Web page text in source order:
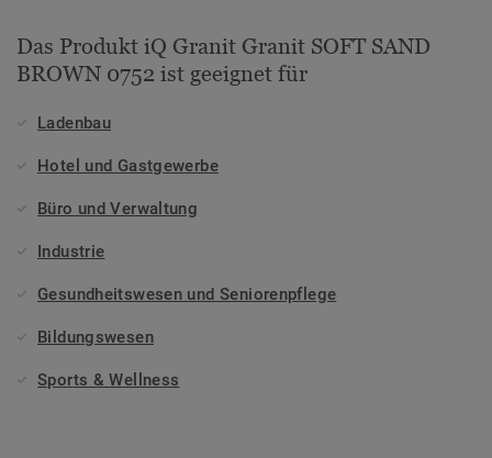
Das Produkt iQ Granit Granit SOFT SAND
BROWN 0752 ist geeignet für
Ladenbau
Hotel und Gastgewerbe
Büro und Verwaltung
Industrie
Gesundheitswesen und Seniorenpflege
Bildungswesen
Sports & Wellness